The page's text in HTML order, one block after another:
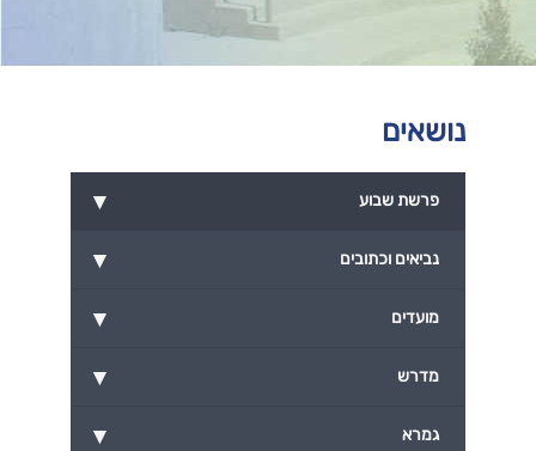
נושאים
▾ פרשת שבוע
▾ נביאים וכתובים
▾ מועדים
▾ מדרש
▾ גמרא